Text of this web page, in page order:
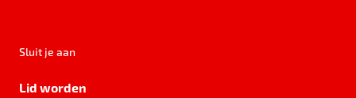
Sluit je aan
Lid worden